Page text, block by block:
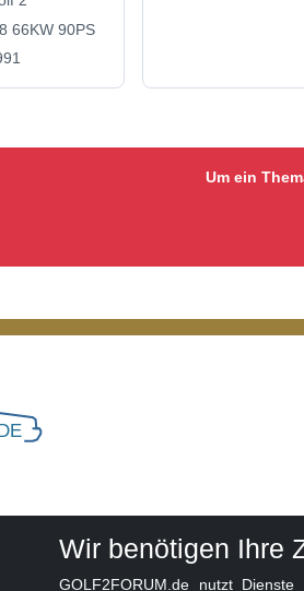
66KW 90PS
Um ein
Wir benötigen Ihre
GOLF2FORUM.de nutzt